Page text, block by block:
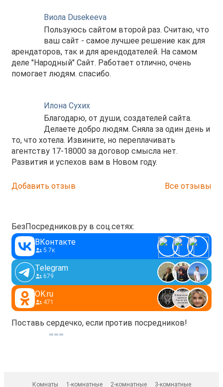
Виола Dusekeeva
Пользуюсь сайтом второй раз. Считаю, что
ваш сайт - самое лучшее решение как для
арендаторов, так и для арендодателей. На самом
деле "Народный" Сайт. Работает отлично, очень
помогает людям. спасибо.
Илона Сухих
Благодарю, от души, создателей сайта.
Делаете добро людям. Сняла за один день и
то, что хотела. Извините, но переплачивать
агентству 17-18000 за договор смысла нет.
Развития и успехов вам в Новом году.
Добавить отзыв Все отзывы
БезПосредников.ру в соц.сетях:
ВКонтакте
5.7к
Telegram
679
OK.ru
471
Поставь сердечко, если против посредников!
Комнаты 1-комнатные 2-комнатные 3-комнатные